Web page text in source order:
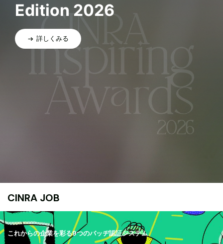
Edition 2026
詳しくみる
CINRA JOB
これからの企業を彩る9つのバッヂ認証システム